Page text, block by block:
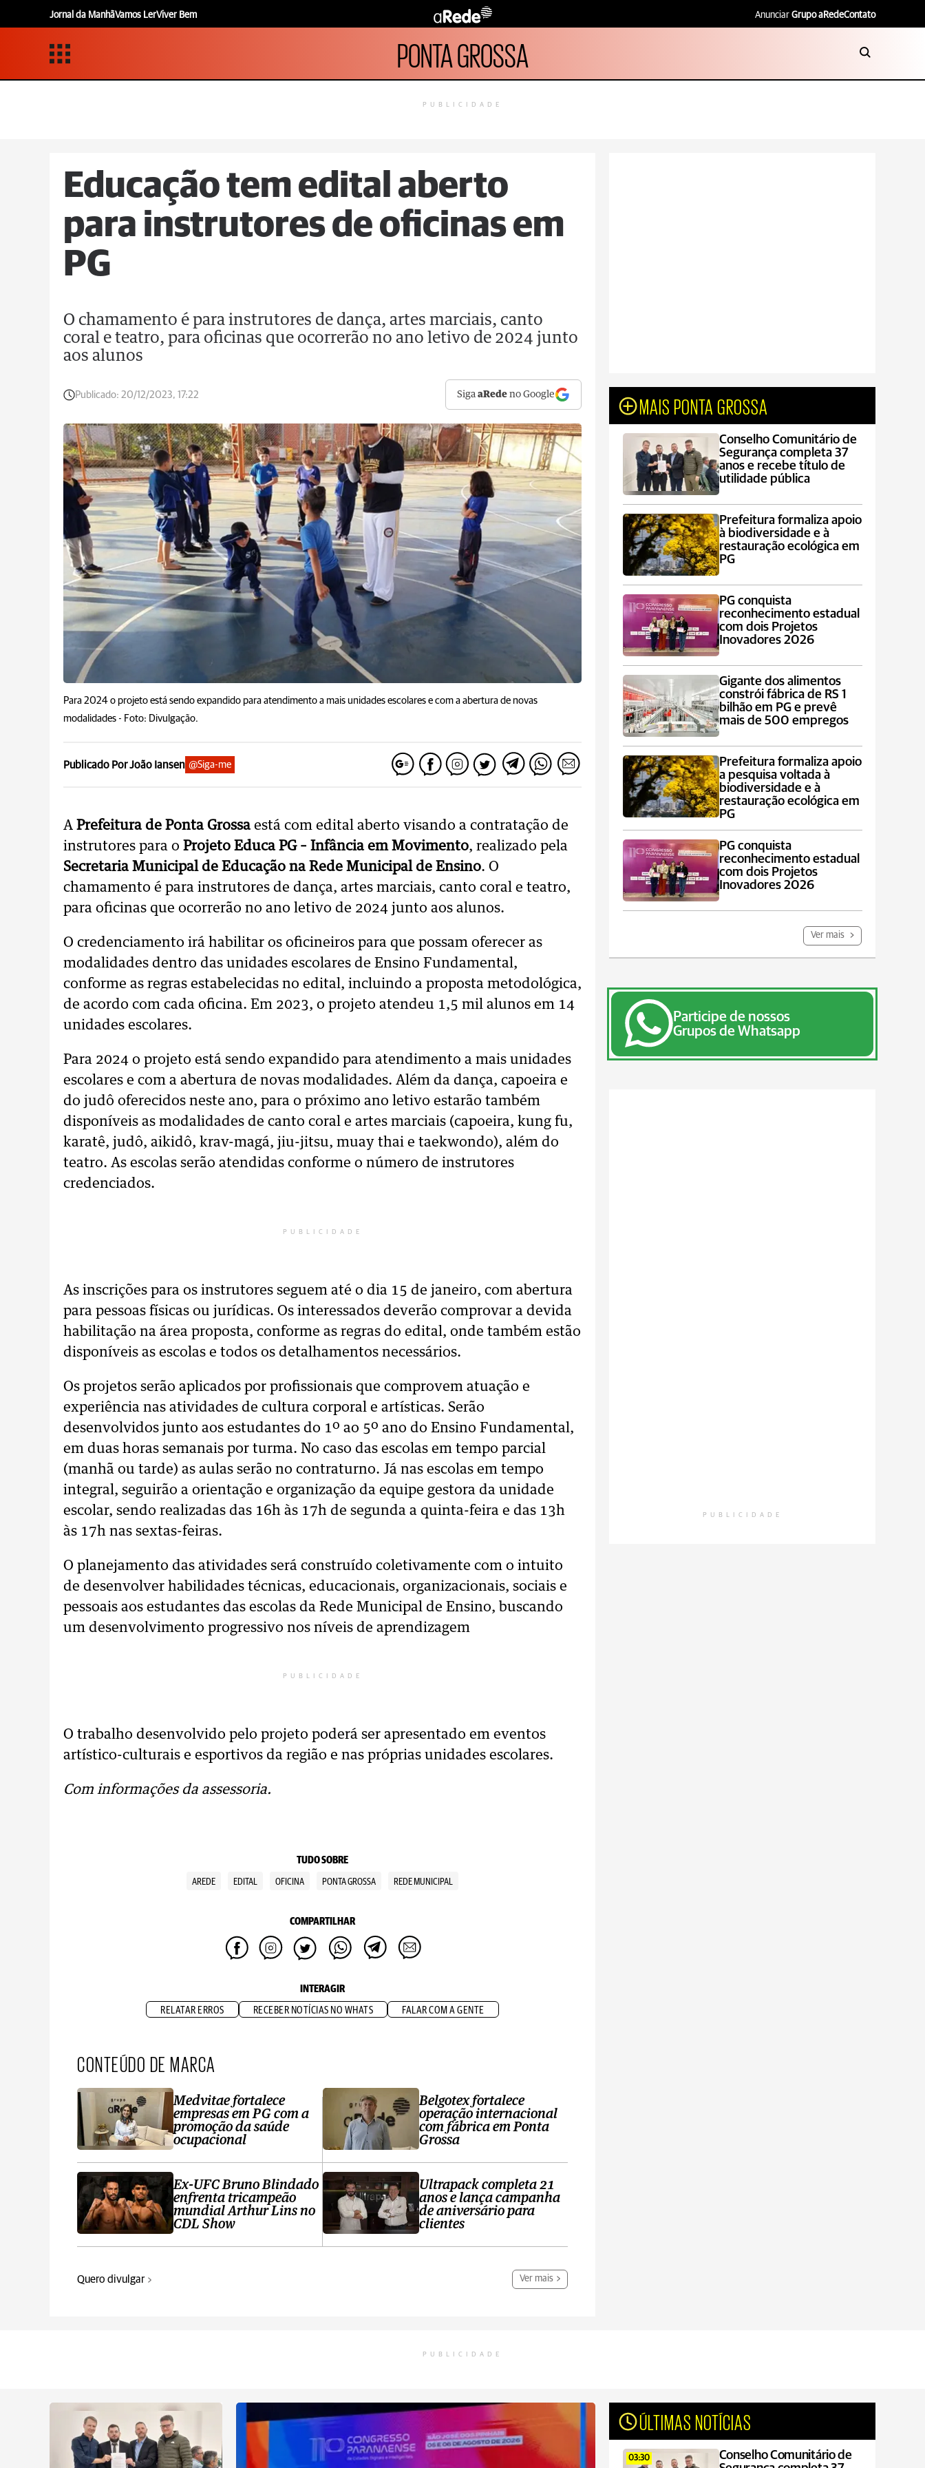
Jornal da ManhãVamos LerViver Bem Anunciar Grupo aRedeContato
PONTA GROSSA
PUBLICIDADE
Educação tem edital aberto
para instrutores de oficinas em
PG
O chamamento é para instrutores de dança, artes marciais, canto
coral e teatro, para oficinas que ocorrerão no ano letivo de 2024 junto
aos alunos
Publicado: 20/12/2023, 17:22 SigaaRede no Google
Para 2024 o projeto está sendo expandido para atendimento a mais unidades escolares e com a abertura de novas
modalidades - Foto: Divulgação.
Publicado Por João Iansen @Siga-me
A Prefeitura de Ponta Grossaestá com edital aberto visando a contratação de
instrutores para o Projeto Educa PG – Infância em Movimento, realizado pela
Secretaria Municipal de Educação na Rede Municipal de Ensino. O
chamamento é para instrutores de dança, artes marciais, canto coral e teatro,
para oficinas que ocorrerão no ano letivo de 2024 junto aos alunos.
O credenciamento irá habilitar os oficineiros para que possam oferecer as
modalidades dentro das unidades escolares de Ensino Fundamental,
conforme as regras estabelecidas no edital, incluindo a proposta metodológica,
de acordo com cada oficina. Em 2023, o projeto atendeu 1,5 mil alunos em 14
unidades escolares.
Para 2024 o projeto está sendo expandido para atendimento a mais unidades
escolares e com a abertura de novas modalidades. Além da dança, capoeira e
do judô oferecidos neste ano, para o próximo ano letivo estarão também
disponíveis as modalidades de canto coral e artes marciais (capoeira, kung fu,
karatê, judô, aikidô, krav-magá, jiu-jitsu, muay thai e taekwondo), além do
teatro. As escolas serão atendidas conforme o número de instrutores
credenciados.
PUBLICIDADE
As inscrições para os instrutores seguem até o dia 15 de janeiro, com abertura
para pessoas físicas ou jurídicas. Os interessados deverão comprovar a devida
habilitação na área proposta, conforme as regras do edital, onde também estão
disponíveis as escolas e todos os detalhamentos necessários.
Os projetos serão aplicados por profissionais que comprovem atuação e
experiência nas atividades de cultura corporal e artísticas. Serão
desenvolvidos junto aos estudantes do 1º ao 5º ano do Ensino Fundamental,
em duas horas semanais por turma. No caso das escolas em tempo parcial
(manhã ou tarde) as aulas serão no contraturno. Já nas escolas em tempo
integral, seguirão a orientação e organização da equipe gestora da unidade
escolar, sendo realizadas das 16h às 17h de segunda a quinta-feira e das 13h
às 17h nas sextas-feiras.
O planejamento das atividades será construído coletivamente com o intuito
de desenvolver habilidades técnicas, educacionais, organizacionais, sociais e
pessoais aos estudantes das escolas da Rede Municipal de Ensino, buscando
um desenvolvimento progressivo nos níveis de aprendizagem
PUBLICIDADE
O trabalho desenvolvido pelo projeto poderá ser apresentado em eventos
artístico-culturais e esportivos da região e nas próprias unidades escolares.
Com informações da assessoria.
TUDO SOBRE
AREDE EDITAL OFICINA PONTA GROSSA REDE MUNICIPAL
COMPARTILHAR
INTERAGIR
RELATAR ERROS RECEBER NOTÍCIAS NO WHATS FALAR COM A GENTE
CONTEÚDO DE MARCA
Medvitae fortalece
empresas em PG com a
promoção da saúde
ocupacional
Ex-UFC Bruno Blindado
enfrenta tricampeão
mundial Arthur Lins no
CDL Show
Belgotex fortalece
operação internacional
com fábrica em Ponta
Grossa
Ultrapack completa 21
anos e lança campanha
de aniversário para
clientes
Quero divulgar Ver mais
MAIS PONTA GROSSA
Conselho Comunitário de
Segurança completa 37
anos e recebe título de
utilidade pública
Prefeitura formaliza apoio
à biodiversidade e à
restauração ecológica em
PG
PG conquista
reconhecimento estadual
com dois Projetos
Inovadores 2026
Gigante dos alimentos
constrói fábrica de RS 1
bilhão em PG e prevê
mais de 500 empregos
Prefeitura formaliza apoio
a pesquisa voltada à
biodiversidade e à
restauração ecológica em
PG
PG conquista
reconhecimento estadual
com dois Projetos
Inovadores 2026
Ver mais
Participe de nossos
Grupos de Whatsapp
PUBLICIDADE
PUBLICIDADE
ÚLTIMAS NOTÍCIAS
03:30
Conselho Comunitário de